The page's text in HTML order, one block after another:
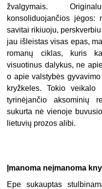
žvalgymais.
konsoliduojančios
savitai rikiuoju,
jau išleistas visas epas,
romanų ciklas, kuris
visuotinus dalykus, ne
o apie valstybės
kryžkeles. Tokio veikalo
tyrinėjančio aksominių
sukurta nė vienoje
lietuvių prozos alibi.
Įmanoma neįmanoma
Epe sukauptas